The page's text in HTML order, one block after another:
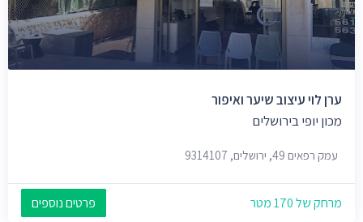
ערן לוי עיצוב שיער ואיפור
מכון יופי בירושלים
עמק רפאים 49, ירושלים, 9314107
מרחק של 170 מטר פרטים נוספים